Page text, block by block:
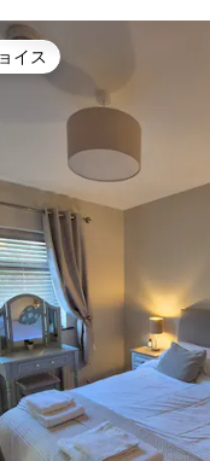
トチョイスです。
イス